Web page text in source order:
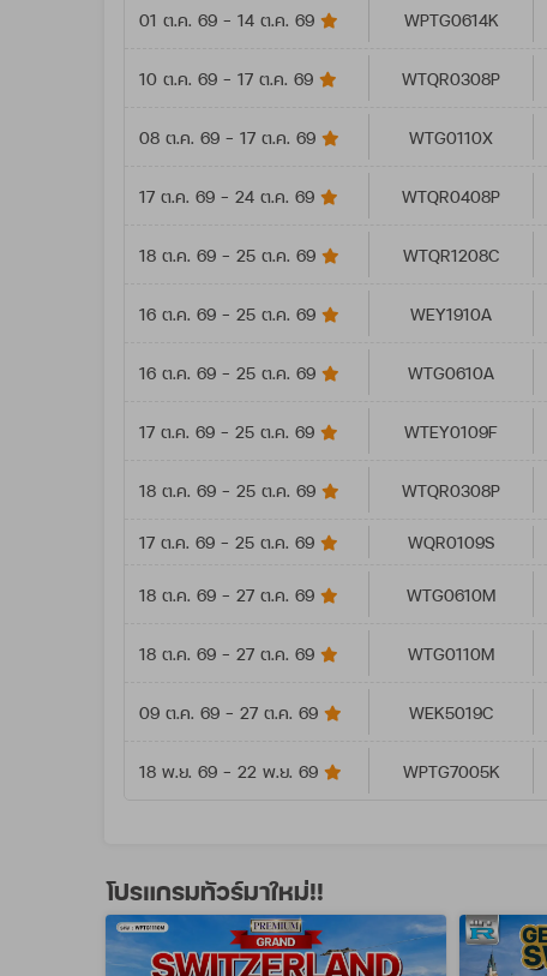
01 ต.ค. 69 - 14 ต.ค. 69 WPTG0614K
10 ต.ค. 69 - 17 ต.ค. 69 WTQR0308P
08 ต.ค. 69 - 17 ต.ค. 69 WTG0110X
17 ต.ค. 69 - 24 ต.ค. 69 WTQR0408P
18 ต.ค. 69 - 25 ต.ค. 69 WTQR1208C
16 ต.ค. 69 - 25 ต.ค. 69 WEY1910A
16 ต.ค. 69 - 25 ต.ค. 69 WTG0610A
17 ต.ค. 69 - 25 ต.ค. 69 WTEY0109F
18 ต.ค. 69 - 25 ต.ค. 69 WTQR0308P
17 ต.ค. 69 - 25 ต.ค. 69 WQR0109S
18 ต.ค. 69 - 27 ต.ค. 69 WTG0610M
18 ต.ค. 69 - 27 ต.ค. 69 WTG0110M
09 ต.ค. 69 - 27 ต.ค. 69 WEK5019C
18 พ.ย. 69 - 22 พ.ย. 69 WPTG7005K
โปรแกรมทัวร์มาใหม่!!